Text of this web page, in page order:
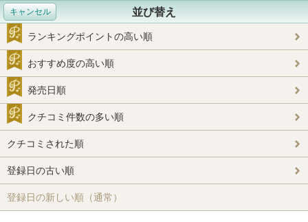
並び替え
キャンセル
ランキングポイントの高い順
おすすめ度の高い順
発売日順
クチコミ件数の多い順
クチコミされた順
登録日の古い順
登録日の新しい順（通常）